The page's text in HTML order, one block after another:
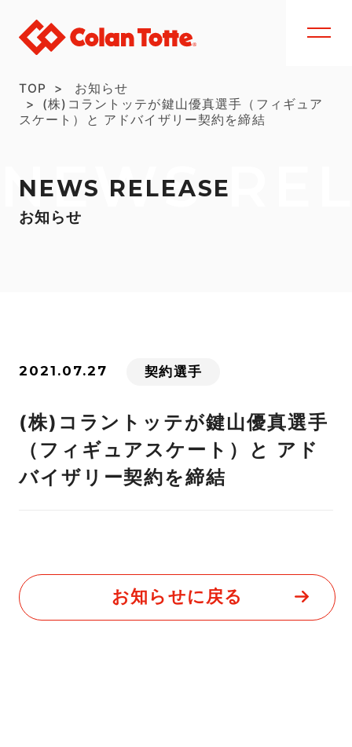
TOP
お知らせ
(株)コラントッテが鍵山優真選手（フィギュア
スケート）と アドバイザリー契約を締結
NEWS RELEASE
お知らせ
NEWS
2021.07.27 契約選手
(株)コラントッテが鍵山優真選手
（フィギュアスケート）と アド
バイザリー契約を締結
お知らせに戻る